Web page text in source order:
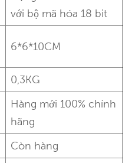
với bộ mã hóa 18 bit
6*6*10CM
0,3KG
Hàng mới 100% chính
hãng
Còn hàng